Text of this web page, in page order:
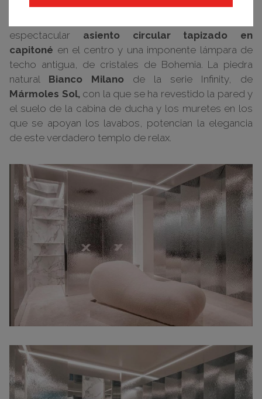
zona de sueño, se trasladó a la zona de
espectacular asiento circular tapizado en
capitoné en el centro y una imponente lámpara de
techo antigua, de cristales de Bohemia. La piedra
natural Bianco Milano de la serie Infinity, de
Mármoles Sol,con la que se ha revestido la pared y
el suelo de la cabina de ducha y los muretes en los
que se apoyan los lavabos, potencian la elegancia
de este verdadero templo de relax.